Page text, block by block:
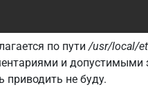
по пути/usr/local/
и допустимыми
приводить не буду.